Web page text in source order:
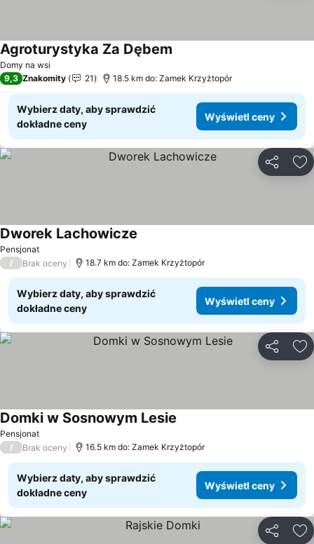
Domy na wsi
Agroturystyka Za Dębem
9,3 Znakomity 21 18.5 km do: Zamek Krzyżtopór
Wybierz daty, aby sprawdzić
dokładne ceny
Wyświetl ceny
Pensjonat
Dworek Lachowicze
/ Brak oceny 18.7 km do: Zamek Krzyżtopór
Wybierz daty, aby sprawdzić
dokładne ceny
Wyświetl ceny
Pensjonat
Domki w Sosnowym Lesie
/ Brak oceny 16.5 km do: Zamek Krzyżtopór
Wybierz daty, aby sprawdzić
dokładne ceny
Wyświetl ceny